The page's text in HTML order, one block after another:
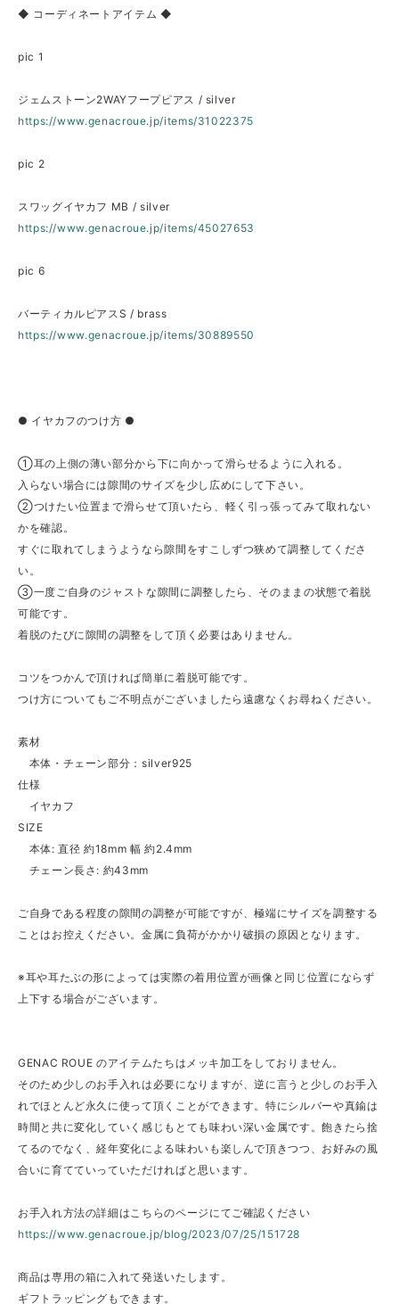
◆ コーディネートアイテム ◆
pic 1
ジェムストーン2WAYフープピアス / silver
https://www.genacroue.jp/items/31022375
pic 2
スワッグイヤカフ MB / silver
https://www.genacroue.jp/items/45027653
pic 6
バーティカルピアスS / brass
https://www.genacroue.jp/items/30889550
● イヤカフのつけ方 ●
①耳の上側の薄い部分から下に向かって滑らせるように入れる。
入らない場合には隙間のサイズを少し広めにして下さい。
②つけたい位置まで滑らせて頂いたら、軽く引っ張ってみて取れない
かを確認。
すぐに取れてしまうようなら隙間をすこしずつ狭めて調整してくださ
い。
③一度ご自身のジャストな隙間に調整したら、そのままの状態で着脱
可能です。
着脱のたびに隙間の調整をして頂く必要はありません。
コツをつかんで頂ければ簡単に着脱可能です。
つけ方についてもご不明点がございましたら遠慮なくお尋ねください。
素材
本体・チェーン部分：silver925
仕様
イヤカフ
SIZE
本体: 直径 約18mm 幅 約2.4mm
チェーン長さ: 約43mm
ご自身である程度の隙間の調整が可能ですが、極端にサイズを調整する
ことはお控えください。金属に負荷がかかり破損の原因となります。
※耳や耳たぶの形によっては実際の着用位置が画像と同じ位置にならず
上下する場合がございます。
GENAC ROUE のアイテムたちはメッキ加工をしておりません。
そのため少しのお手入れは必要になりますが、逆に言うと少しのお手入
れでほとんど永久に使って頂くことができます。特にシルバーや真鍮は
時間と共に変化していく感じもとても味わい深い金属です。飽きたら捨
てるのでなく、経年変化による味わいも楽しんで頂きつつ、お好みの風
合いに育てていっていただければと思います。
お手入れ方法の詳細はこちらのページにてご確認ください
https://www.genacroue.jp/blog/2023/07/25/151728
商品は専用の箱に入れて発送いたします。
ギフトラッピングもできます。